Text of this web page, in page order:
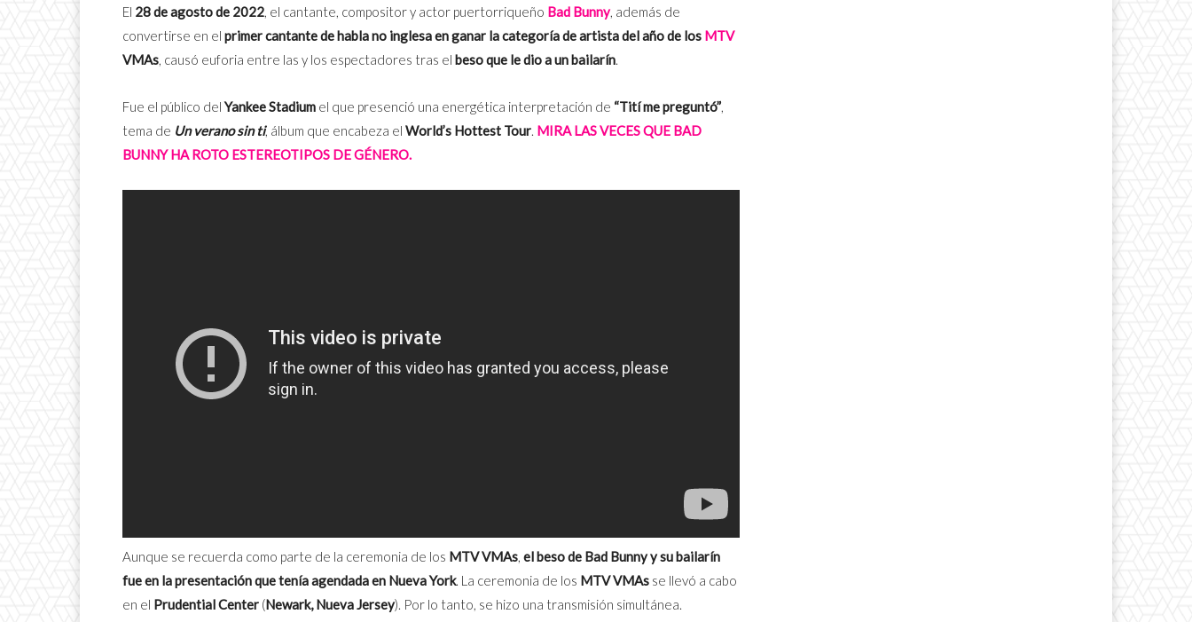
El 28 de agosto de 2022, el cantante, compositor y actor puertorriqueño Bad Bunny, además de
convertirse en el primer cantante de habla no inglesa en ganar la categoría de artista del año de los MTV
VMAs, causó euforia entre las y los espectadores tras el beso que le dio a un bailarín.
Fue el público delYankee Stadium el que presenció una energética interpretación de “Tití me preguntó”,
tema de Un verano sin ti, álbum que encabeza el World’s Hottest Tour. MIRA LAS VECES QUE BAD
BUNNY HA ROTO ESTEREOTIPOS DE GÉNERO.
Aunque se recuerda como parte de la ceremonia de los MTV VMAs, el beso de Bad Bunny y su bailarín
fue en la presentación que tenía agendada en Nueva York. La ceremonia de los MTV VMAs se llevó a cabo
en el Prudential Center (Newark, Nueva Jersey). Por lo tanto, se hizo una transmisión simultánea.